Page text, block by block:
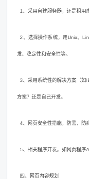
1、采用自建服务器，还是租用
2、选择操作系统，用Unix、
发、稳定性和安全性等。
3、采用系统性的解决方案（如
方案？还是自己开发。
4、网页安全性措施，防黑、防
5、相关程序开发。如网页程序
四、网页内容规划